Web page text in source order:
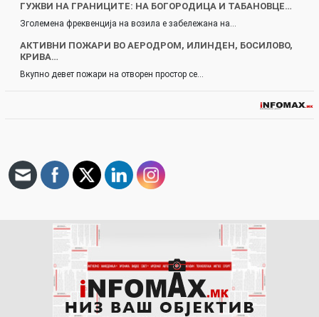
ГУЖВИ НА ГРАНИЦИТЕ: НА БОГОРОДИЦА И ТАБАНОВЦЕ…
Зголемена фреквенција на возила е забележана на…
АКТИВНИ ПОЖАРИ ВО АЕРОДРОМ, ИЛИНДЕН, БОСИЛОВО,
КРИВА…
Вкупно девет пожари на отворен простор се…